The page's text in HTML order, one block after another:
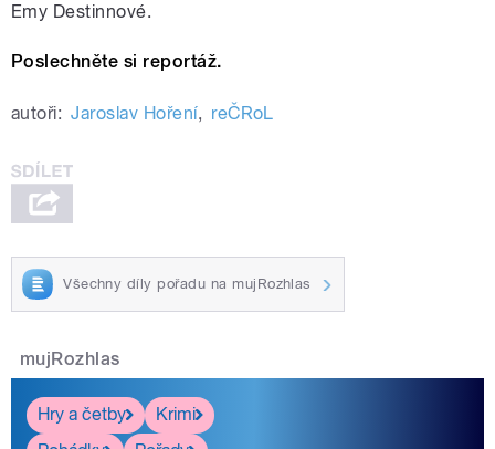
Emy Destinnové.
Poslechněte si reportáž.
autoři: Jaroslav Hoření, reČRoL
Všechny díly pořadu na mujRozhlas
mujRozhlas
Hry a četby
Krimi